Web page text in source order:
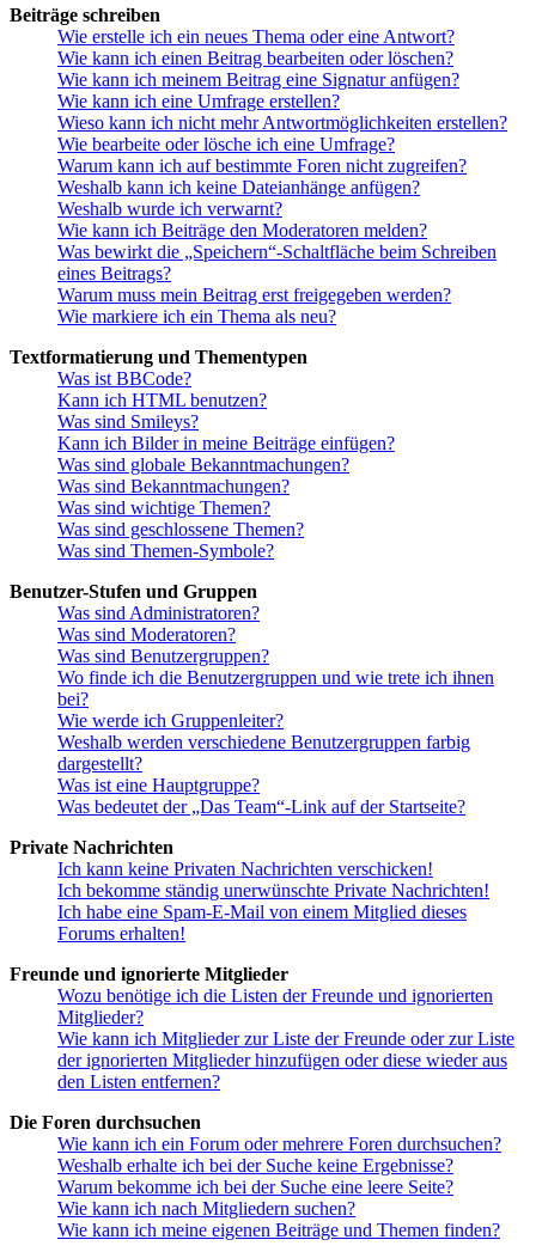
Beiträge schreiben
Wie erstelle ich ein neues Thema oder eine Antwort?
Wie kann ich einen Beitrag bearbeiten oder löschen?
Wie kann ich meinem Beitrag eine Signatur anfügen?
Wie kann ich eine Umfrage erstellen?
Wieso kann ich nicht mehr Antwortmöglichkeiten erstellen?
Wie bearbeite oder lösche ich eine Umfrage?
Warum kann ich auf bestimmte Foren nicht zugreifen?
Weshalb kann ich keine Dateianhänge anfügen?
Weshalb wurde ich verwarnt?
Wie kann ich Beiträge den Moderatoren melden?
Was bewirkt die „Speichern“-Schaltfläche beim Schreiben
eines Beitrags?
Warum muss mein Beitrag erst freigegeben werden?
Wie markiere ich ein Thema als neu?
Textformatierung und Thementypen
Was ist BBCode?
Kann ich HTML benutzen?
Was sind Smileys?
Kann ich Bilder in meine Beiträge einfügen?
Was sind globale Bekanntmachungen?
Was sind Bekanntmachungen?
Was sind wichtige Themen?
Was sind geschlossene Themen?
Was sind Themen-Symbole?
Benutzer-Stufen und Gruppen
Was sind Administratoren?
Was sind Moderatoren?
Was sind Benutzergruppen?
Wo finde ich die Benutzergruppen und wie trete ich ihnen
bei?
Wie werde ich Gruppenleiter?
Weshalb werden verschiedene Benutzergruppen farbig
dargestellt?
Was ist eine Hauptgruppe?
Was bedeutet der „Das Team“-Link auf der Startseite?
Private Nachrichten
Ich kann keine Privaten Nachrichten verschicken!
Ich bekomme ständig unerwünschte Private Nachrichten!
Ich habe eine Spam-E-Mail von einem Mitglied dieses
Forums erhalten!
Freunde und ignorierte Mitglieder
Wozu benötige ich die Listen der Freunde und ignorierten
Mitglieder?
Wie kann ich Mitglieder zur Liste der Freunde oder zur Liste
der ignorierten Mitglieder hinzufügen oder diese wieder aus
den Listen entfernen?
Die Foren durchsuchen
Wie kann ich ein Forum oder mehrere Foren durchsuchen?
Weshalb erhalte ich bei der Suche keine Ergebnisse?
Warum bekomme ich bei der Suche eine leere Seite?
Wie kann ich nach Mitgliedern suchen?
Wie kann ich meine eigenen Beiträge und Themen finden?